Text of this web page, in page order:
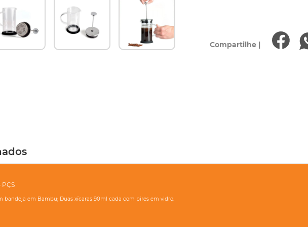
Compartilhe |
bandeja em Bambu; Duas xícaras 90ml cada com pires em vidro.